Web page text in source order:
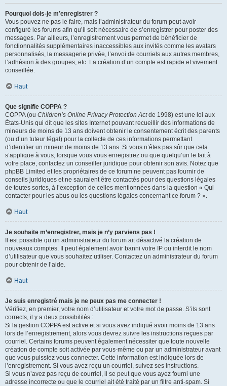
Pourquoi dois-je m’enregistrer ?
Vous pouvez ne pas le faire, mais l’administrateur du forum peut avoir
configuré les forums afin qu’il soit nécessaire de s’enregistrer pour poster des
messages. Par ailleurs, l’enregistrement vous permet de bénéficier de
fonctionnalités supplémentaires inaccessibles aux invités comme les avatars
personnalisés, la messagerie privée, l’envoi de courriels aux autres membres,
l’adhésion à des groupes, etc. La création d’un compte est rapide et vivement
conseillée.
Haut
Que signifie COPPA ?
COPPA (ou Children’s Online Privacy Protection Actde 1998) est une loi aux
États-Unis qui dit que les sites Internet pouvant recueillir des informations de
mineurs de moins de 13 ans doivent obtenir le consentement écrit des parents
(ou d’un tuteur légal) pour la collecte de ces informations permettant
d’identifier un mineur de moins de 13 ans. Si vous n’êtes pas sûr que cela
s’applique à vous, lorsque vous vous enregistrez ou que quelqu’un le fait à
votre place, contactez un conseiller juridique pour obtenir son avis. Notez que
phpBB Limited et les propriétaires de ce forum ne peuvent pas fournir de
conseils juridiques et ne sauraient être contactés pour des questions légales
de toutes sortes, à l’exception de celles mentionnées dans la question « Qui
contacter pour les abus ou les questions légales concernant ce forum ? ».
Haut
Je souhaite m’enregistrer, mais je n’y parviens pas !
Il est possible qu’un administrateur du forum ait désactivé la création de
nouveaux comptes. Il peut également avoir banni votre IP ou interdit le nom
d’utilisateur que vous souhaitez utiliser. Contactez un administrateur du forum
pour obtenir de l’aide.
Haut
Je suis enregistré mais je ne peux pas me connecter !
Vérifiez, en premier, votre nom d’utilisateur et votre mot de passe. S’ils sont
corrects, il y a deux possibilités :
Si la gestion COPPA est active et si vous avez indiqué avoir moins de 13 ans
lors de l’enregistrement, alors vous devrez suivre les instructions reçues par
courriel. Certains forums peuvent également nécessiter que toute nouvelle
création de compte soit activée par vous-même ou par un administrateur avant
que vous puissiez vous connecter. Cette information est indiquée lors de
l’enregistrement. Si vous avez reçu un courriel, suivez ses instructions.
Si vous n’avez pas reçu de courriel, il se peut que vous ayez fourni une
adresse incorrecte ou que le courriel ait été traité par un filtre anti-spam. Si